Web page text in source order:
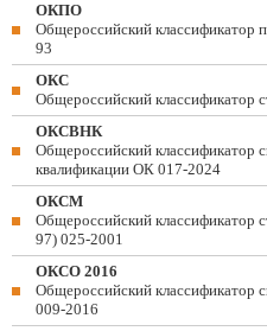
ОКПО
Общероссийский классификатор
93
ОКС
Общероссийский
ОКСВНК
Общероссийский классификатор
квалификации ОК 017-2024
ОКСМ
Общероссийский
97) 025-2001
ОКСО 2016
Общероссийский классификатор
009-2016